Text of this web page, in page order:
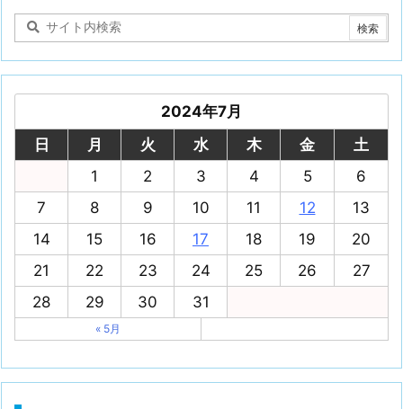
2024年7月
日
月 火 水 木 金
土
1
2 3 4 5
6
7
8 9 10 11 12
13
14
15 16 17 18 19
20
21
22 23 24 25 26
27
28
29 30 31
« 5月